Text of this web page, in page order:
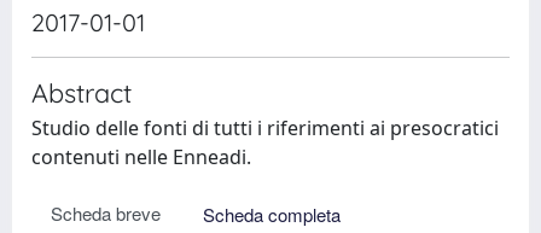
2017-01-01
Abstract
Studio delle fonti di tutti i riferimenti ai presocratici
contenuti nelle Enneadi.
Scheda breve
Scheda completa